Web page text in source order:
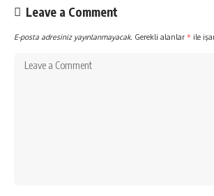
Leave a Comment
E-posta adresiniz yayınlanmayacak. Gerekli alanlar * ile